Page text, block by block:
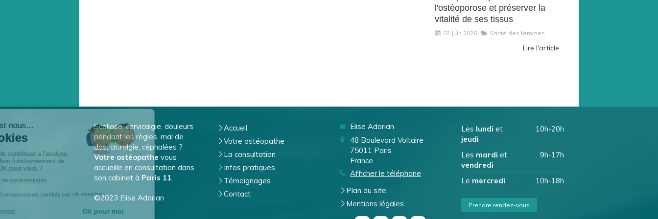
l'ostéoporose et préserver la
vitalité de ses tissus
02 Juin 2026 Santé des femmes
Lire l'article
Scoliose, cervicalgie, douleurs
pendant les règles, mal de
dos, cruralgie, céphalées ?
Votre ostéopathe vous
accueille en consultation dans
son cabinet à Paris 11.
©2023 Elise Adorian
Accueil
Votre ostéopathe
La consultation
Infos pratiques
Témoignages
Contact
Elise Adorian
48 Boulevard Voltaire
75011 Paris
France
Afficher le téléphone
Plan du site
Mentions légales
Les lundi et
jeudi
10h-20h
Les mardi et
vendredi
9h-17h
Le mercredi 10h-18h
Prendre rendez-vous